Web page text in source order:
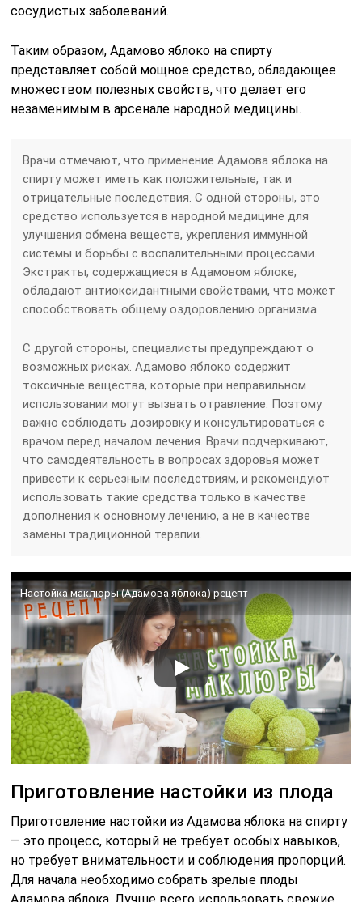
сосудистых заболеваний.
Таким образом, Адамово яблоко на спирту
представляет собой мощное средство, обладающее
множеством полезных свойств, что делает его
незаменимым в арсенале народной медицины.
Врачи отмечают, что применение Адамова яблока на
спирту может иметь как положительные, так и
отрицательные последствия. С одной стороны, это
средство используется в народной медицине для
улучшения обмена веществ, укрепления иммунной
системы и борьбы с воспалительными процессами.
Экстракты, содержащиеся в Адамовом яблоке,
обладают антиоксидантными свойствами, что может
способствовать общему оздоровлению организма.
С другой стороны, специалисты предупреждают о
возможных рисках. Адамово яблоко содержит
токсичные вещества, которые при неправильном
использовании могут вызвать отравление. Поэтому
важно соблюдать дозировку и консультироваться с
врачом перед началом лечения. Врачи подчеркивают,
что самодеятельность в вопросах здоровья может
привести к серьезным последствиям, и рекомендуют
использовать такие средства только в качестве
дополнения к основному лечению, а не в качестве
замены традиционной терапии.
Настойка маклюры (Адамова яблока) рецепт
Приготовление настойки из плода
Приготовление настойки из Адамова яблока на спирту
— это процесс, который не требует особых навыков,
но требует внимательности и соблюдения пропорций.
Для начала необходимо собрать зрелые плоды